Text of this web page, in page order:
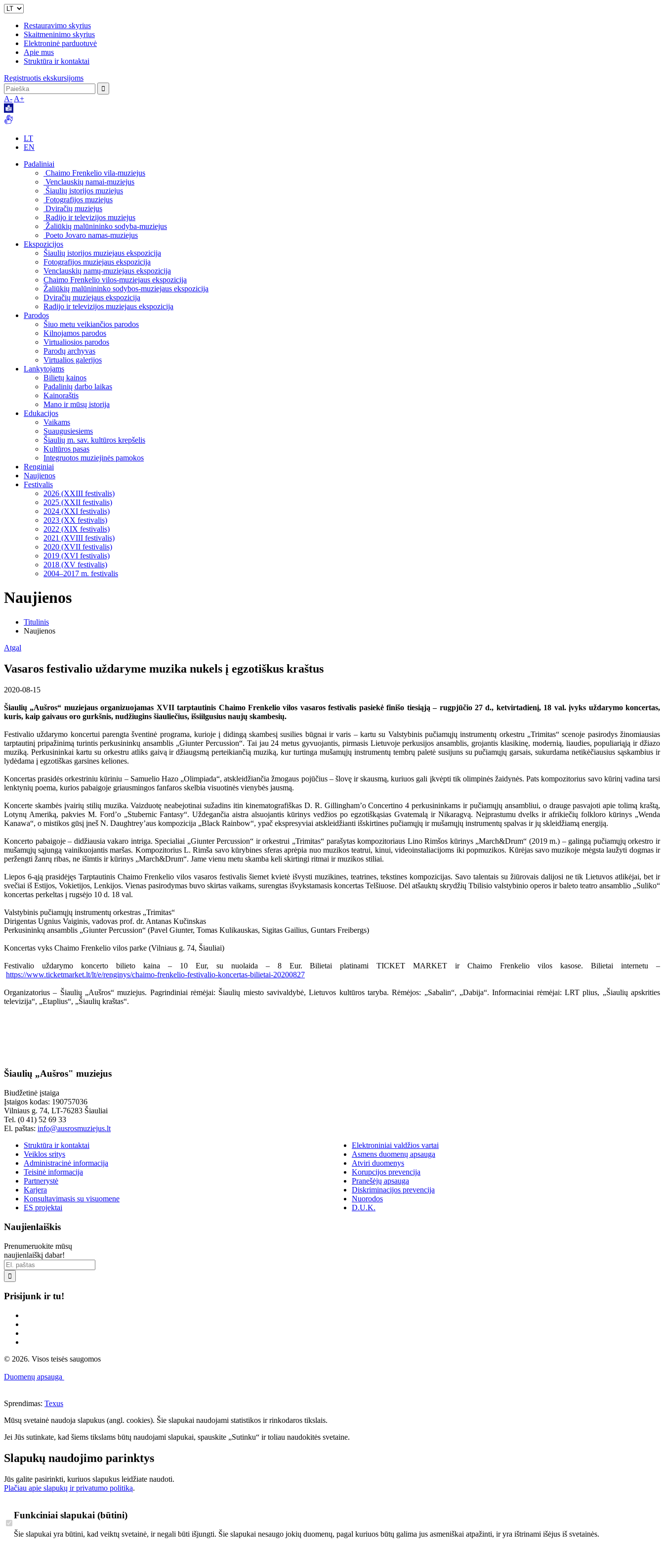
Restauravimo skyrius
Skaitmeninimo skyrius
Elektroninė parduotuvė
Apie mus
Struktūra ir kontaktai
Registruotis ekskursijoms
A- A+
LT
EN
Padaliniai
Chaimo Frenkelio vila-muziejus
Venclauskių namai-muziejus
Šiaulių istorijos muziejus
Fotografijos muziejus
Dviračių muziejus
Radijo ir televizijos muziejus
Žaliūkių malūnininko sodyba-muziejus
Poeto Jovaro namas-muziejus
Ekspozicijos
Šiaulių istorijos muziejaus ekspozicija
Fotografijos muziejaus ekspozicija
Venclauskių namų-muziejaus ekspozicija
Chaimo Frenkelio vilos-muziejaus ekspozicija
Žaliūkių malūnininko sodybos-muziejaus ekspozicija
Dviračių muziejaus ekspozicija
Radijo ir televizijos muziejaus ekspozicija
Parodos
Šiuo metu veikiančios parodos
Kilnojamos parodos
Virtualiosios parodos
Parodų archyvas
Virtualios galerijos
Lankytojams
Bilietų kainos
Padalinių darbo laikas
Kainoraštis
Mano ir mūsų istorija
Edukacijos
Vaikams
Suaugusiesiems
Šiaulių m. sav. kultūros krepšelis
Kultūros pasas
Integruotos muziejinės pamokos
Renginiai
Naujienos
Festivalis
2026 (XXIII festivalis)
2025 (XXII festivalis)
2024 (XXI festivalis)
2023 (XX festivalis)
2022 (XIX festivalis)
2021 (XVIII festivalis)
2020 (XVII festivalis)
2019 (XVI festivalis)
2018 (XV festivalis)
2004–2017 m. festivalis
Naujienos
Titulinis
Naujienos
Atgal
Vasaros festivalio uždaryme muzika nukels į egzotiškus kraštus
2020-08-15
Šiaulių „Aušros“ muziejaus organizuojamas XVII tarptautinis Chaimo Frenkelio vilos vasaros festivalis pasiekė finišo tiesiąją – rugpjūčio 27 d., ketvirtadienį, 18 val. įvyks uždarymo koncertas,
kuris, kaip gaivaus oro gurkšnis, nudžiugins šiauliečius, išsiilgusius naujų skambesių.
Festivalio uždarymo koncertui parengta šventinė programa, kurioje į didingą skambesį susilies būgnai ir varis – kartu su Valstybinis pučiamųjų instrumentų orkestru „Trimitas“ scenoje pasirodys žinomiausias
tarptautinį pripažinimą turintis perkusininkų ansamblis „Giunter Percussion“. Tai jau 24 metus gyvuojantis, pirmasis Lietuvoje perkusijos ansamblis, grojantis klasikinę, modernią, liaudies, populiariąją ir džiazo
muziką. Perkusininkai kartu su orkestru atliks gaivą ir džiaugsmą perteikiančią muziką, kur turtinga mušamųjų instrumentų tembrų paletė susijuns su pučiamųjų garsais, sukurdama netikėčiausius sąskambius ir
lydėdama į egzotiškas garsines keliones.
Koncertas prasidės orkestriniu kūriniu – Samuelio Hazo „Olimpiada“, atskleidžiančia žmogaus pojūčius – šlovę ir skausmą, kuriuos gali įkvėpti tik olimpinės žaidynės. Pats kompozitorius savo kūrinį vadina tarsi
lenktynių poema, kurios pabaigoje griausmingos fanfaros skelbia visuotinės vienybės jausmą.
Koncerte skambės įvairių stilių muzika. Vaizduotę neabejotinai sužadins itin kinematografiškas D. R. Gillinghamʼo Concertino 4 perkusininkams ir pučiamųjų ansambliui, o drauge pasvajoti apie tolimą kraštą,
Lotynų Ameriką, pakvies M. Fordʼo „Stubernic Fantasy“. Uždegančia aistra alsuojantis kūrinys vedžios po egzotiškąsias Gvatemalą ir Nikaragvą. Neįprastumu dvelks ir afrikiečių folkloro kūrinys „Wenda
Kanawa“, o mistikos gūsį įneš N. Daughtreyʼaus kompozicija „Black Rainbow“, ypač ekspresyviai atskleidžianti išskirtines pučiamųjų ir mušamųjų instrumentų spalvas ir jų skleidžiamą energiją.
Koncerto pabaigoje – didžiausia vakaro intriga. Specialiai „Giunter Percussion“ ir orkestrui „Trimitas“ parašytas kompozitoriaus Lino Rimšos kūrinys „March&Drum“ (2019 m.) – galingą pučiamųjų orkestro ir
mušamųjų sąjungą vainikuojantis maršas. Kompozitorius L. Rimša savo kūrybines sferas aprėpia nuo muzikos teatrui, kinui, videoinstaliacijoms iki popmuzikos. Kūrėjas savo muzikoje mėgsta laužyti dogmas ir
peržengti žanrų ribas, ne išimtis ir kūrinys „March&Drum“. Jame vienu metu skamba keli skirtingi ritmai ir muzikos stiliai.
Liepos 6-ąją prasidėjęs Tarptautinis Chaimo Frenkelio vilos vasaros festivalis šiemet kvietė išvysti muzikines, teatrines, tekstines kompozicijas. Savo talentais su žiūrovais dalijosi ne tik Lietuvos atlikėjai, bet ir
svečiai iš Estijos, Vokietijos, Lenkijos. Vienas pasirodymas buvo skirtas vaikams, surengtas išvykstamasis koncertas Telšiuose. Dėl atšauktų skrydžių Tbilisio valstybinio operos ir baleto teatro ansamblio „Suliko“
koncertas perkeltas į rugsėjo 10 d. 18 val.
Valstybinis pučiamųjų instrumentų orkestras „Trimitas“
Dirigentas Ugnius Vaiginis, vadovas prof. dr. Antanas Kučinskas
Perkusininkų ansamblis „Giunter Percussion“ (Pavel Giunter, Tomas Kulikauskas, Sigitas Gailius, Guntars Freibergs)
Koncertas vyks Chaimo Frenkelio vilos parke (Vilniaus g. 74, Šiauliai)
Festivalio uždarymo koncerto bilieto kaina – 10 Eur, su nuolaida – 8 Eur. Bilietai platinami TICKET MARKET ir Chaimo Frenkelio vilos kasose. Bilietai internetu –
https://www.ticketmarket.lt/lt/e/renginys/chaimo-frenkelio-festivalio-koncertas-bilietai-20200827
Organizatorius – Šiaulių „Aušros“ muziejus. Pagrindiniai rėmėjai: Šiaulių miesto savivaldybė, Lietuvos kultūros taryba. Rėmėjos: „Sabalin“, „Dabija“. Informaciniai rėmėjai: LRT plius, „Šiaulių apskrities
televizija“, „Etaplius“, „Šiaulių kraštas“.
Šiaulių „Aušros" muziejus
Biudžetinė įstaiga
Įstaigos kodas: 190757036
Vilniaus g. 74, LT-76283 Šiauliai
Tel. (0 41) 52 69 33
El. paštas: info@ausrosmuziejus.lt
Struktūra ir kontaktai
Veiklos sritys
Administracinė informacija
Teisinė informacija
Partnerystė
Karjera
Konsultavimasis su visuomene
ES projektai
Elektroniniai valdžios vartai
Asmens duomenų apsauga
Atviri duomenys
Korupcijos prevencija
Pranešėjų apsauga
Diskriminacijos prevencija
Nuorodos
D.U.K.
Naujienlaiškis
Prenumeruokite mūsų
naujienlaiškį dabar!

Prisijunk ir tu!
© 2026. Visos teisės saugomos
Duomenų apsauga
Sprendimas: Texus
Mūsų svetainė naudoja slapukus (angl. cookies). Šie slapukai naudojami statistikos ir rinkodaros tikslais.
Jei Jūs sutinkate, kad šiems tikslams būtų naudojami slapukai, spauskite „Sutinku“ ir toliau naudokitės svetaine.
Slapukų naudojimo parinktys
Jūs galite pasirinkti, kuriuos slapukus leidžiate naudoti.
Plačiau apie slapukų ir privatumo politiką.
Funkciniai slapukai (būtini)
Šie slapukai yra būtini, kad veiktų svetainė, ir negali būti išjungti. Šie slapukai nesaugo jokių duomenų, pagal kuriuos būtų galima jus asmeniškai atpažinti, ir yra ištrinami išėjus iš svetainės.